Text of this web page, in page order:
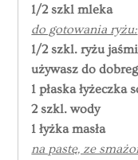
1/2 szkl mleka
do gotowania ryżu:
1/2 szkl. ryżu
używasz do
1 płaska łyżeczka
2 szkl. wody
1 łyżka masła
na pastę, ze